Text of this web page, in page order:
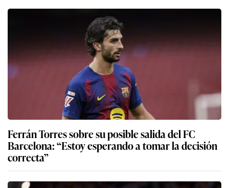
Ferrán Torres sobre su posible salida del FC
Barcelona: “Estoy esperando a tomar la decisión
correcta”